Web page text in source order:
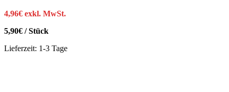
4,96€ exkl. MwSt.
5,90€ /Stück
Lieferzeit: 1-3 Tage